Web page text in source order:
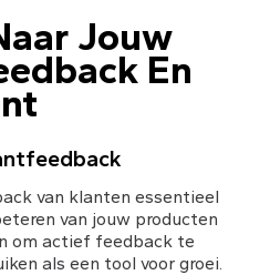
Jouw
En
van klanten essentieel
van jouw producten
om actief feedback te
als een tool voor groei.